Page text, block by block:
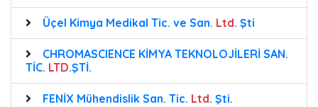
Üçel Kimya Medikal Tic. ve San. Ltd. Şti
CHROMASCIENCE KİMYA TEKNOLOJİLERİ SAN.
TİC. LTD.ŞTİ.
FENİX Mühendislik San. Tic. Ltd. Şti.